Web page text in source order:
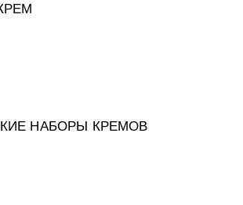
НАБОРЫ КРЕМОВ